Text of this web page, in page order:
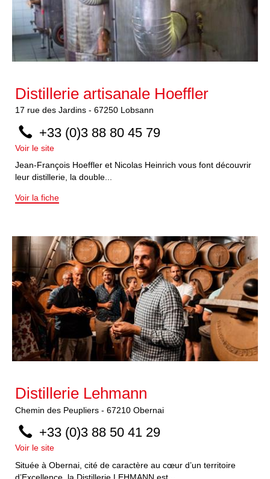
Distillerie artisanale Hoeffler
17 rue des Jardins - 67250 Lobsann
+33 (0)3 88 80 45 79
Voir le site
Jean-François Hoeffler et Nicolas Heinrich vous font découvrir
leur distillerie, la double...
Voir la fiche
Distillerie Lehmann
Chemin des Peupliers - 67210 Obernai
+33 (0)3 88 50 41 29
Voir le site
Située à Obernai, cité de caractère au cœur d’un territoire
d’Excellence, la Distillerie LEHMANN est...